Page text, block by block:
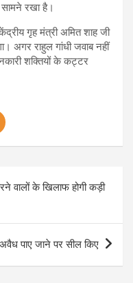
सामने रखा है।
गृह मंत्री अमित शाह जी
अगर राहुल गांधी जवाब नहीं
शक्तियों के कट्टर
वालों के खिलाफ होगी कड़ी
पाए जाने पर सील किए